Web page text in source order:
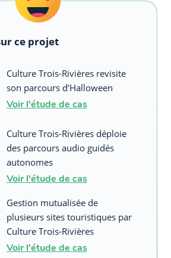
ce projet
Culture Trois-Rivières revisite
son parcours d’Halloween
Voir l'étude de cas
Culture Trois-Rivières déploie
des parcours audio guidés
autonomes
Voir l'étude de cas
Gestion mutualisée de
plusieurs sites touristiques par
Culture Trois-Rivières
Voir l'étude de cas